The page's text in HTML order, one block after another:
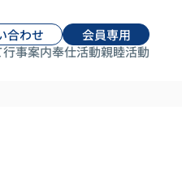
合わせ
会員専用
行事案内奉仕活動親睦活動